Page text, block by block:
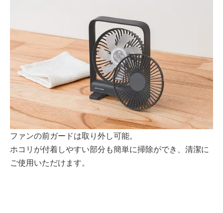
ファンの前ガードは取り外し可能。
ホコリが付着しやすい部分も簡単に掃除ができ、清潔に
ご使用いただけます。